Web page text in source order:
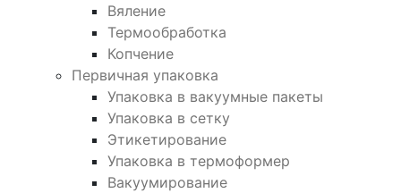
Вяление
Термообработка
Копчение
Первичная упаковка
Упаковка в вакуумные пакеты
Упаковка в сетку
Этикетирование
Упаковка в термоформер
Вакуумирование